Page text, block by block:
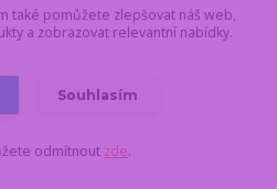
vše objednané a
uhrazené do pondělí
17.8. do 11:00,
Do košíku
také pomůžete zlepšovat náš web,
a zobrazovat relevantní nabídky.
Souhlasím
odmítnout zde.